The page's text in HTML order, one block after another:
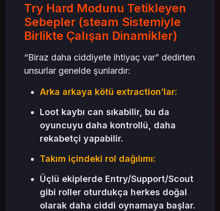
Try Hard Modunu Tetikleyen
Sebepler (steam Sistemiyle
Birlikte Çalışan Dinamikler)
“Biraz daha ciddiyete ihtiyaç var” dedirten
unsurlar genelde şunlardır:
Arka arkaya kötü extraction’lar:
Loot kaybı can sıkabilir, bu da
oyuncuyu daha kontrollü, daha
rekabetçi yapabilir.
Takım içindeki rol dağılımı:
Üçlü ekiplerde Entry/Support/Scout
gibi roller oturdukça herkes doğal
olarak daha ciddi oynamaya başlar.